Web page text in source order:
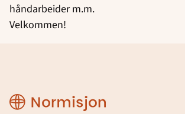
håndarbeider m.m.
Velkommen!
Region
Rogaland